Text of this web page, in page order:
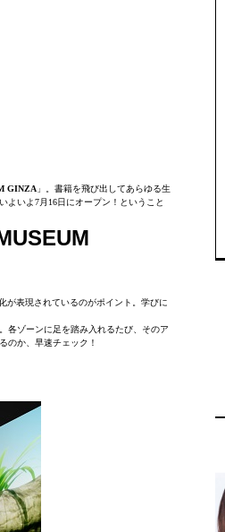
GINZA 」。書籍を飛び出してあらゆる生
よいよ7月16日にオープン！ということ
が表現されているのがポイント。学びに
各ゾーンに足を踏み入れるたび、そのア
のか、早速チェック！